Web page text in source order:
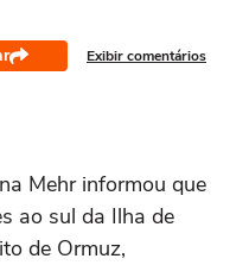
Exibir comentários
⁠Mehr ‌informou que
ao sul da Ilha de
‌de Ormuz,